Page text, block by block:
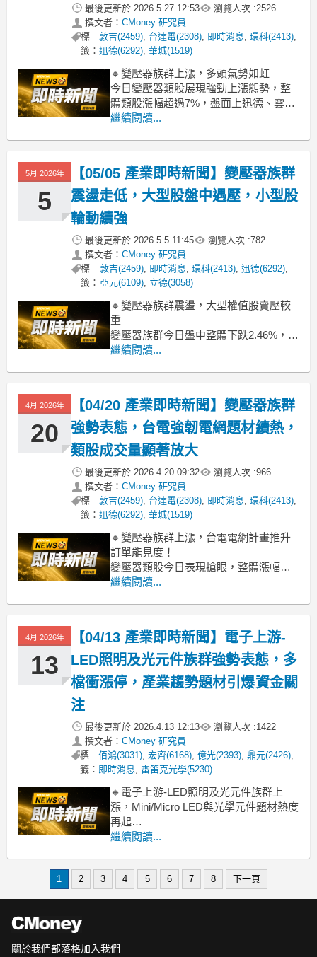
最後更新於 2026.5.27 12:53 瀏覽人次 :2526
撰文者： CMoney 研究員
標
籤：
敦吉(2459), 台達電(2308), 即時消息,環科(2413),
迅德(6292),華城(1519)
🔸變壓器族群上漲，多頭氣勢如虹
今日變壓器類股展現強勁上漲態勢，整
體類股漲幅超過7%，盤面上迅德、雲嘉
南直逼漲停，龍頭股台達電也大漲逾
據中心龐大的電力需求，以及國內強韌
電網計畫的持續推動，雙重利多為變壓
器產業帶來強勁成長
繼續閱讀...
5月 2026年
5
【05/05 產業即時新聞】變壓器族群
震盪走低，大型股盤中遇壓，小型股
輪動續強
最後更新於 2026.5.5 11:45 瀏覽人次 :782
撰文者： CMoney 研究員
標
籤：
敦吉(2459), 即時消息,環科(2413),迅德(6292),
亞元(6109), 立德(3058)
🔸變壓器族群震盪，大型權值股賣壓較
重
變壓器族群今日盤中整體下跌2.46%，市
場走勢呈現明顯分歧。華城、台達電等
林、盛達、松上等中小型股卻展現逆勢
上漲動能，顯示資金並未全面撤出，仍
在族群內尋找表現機會，但對標的選擇
繼續閱讀...
4月 2026年
20
【04/20 產業即時新聞】變壓器族群
強勢表態，台電強韌電網題材續熱，
類股成交量顯著放大
最後更新於 2026.4.20 09:32 瀏覽人次 :966
撰文者： CMoney 研究員
標
籤：
敦吉(2459), 台達電(2308), 即時消息,環科(2413),
迅德(6292),華城(1519)
🔸變壓器族群上漲，台電電網計畫推升
訂單能見度！
變壓器類股今日表現搶眼，整體漲幅高
達5.59%，盤中指標股如台達電、華城率
全球AI應用帶動電力需求激增，使重電
基建相關供應鏈再度受到市場青睞，激
勵族群人氣與買盤湧入。
繼續閱讀...
4月 2026年
13
【04/13 產業即時新聞】電子上游-
LED照明及光元件族群強勢表態，多
檔衝漲停，產業趨勢題材引爆資金關
注
最後更新於 2026.4.13 12:13 瀏覽人次 :1422
撰文者： CMoney 研究員
標
籤：
佰鴻(3031), 宏齊(6168), 億光(2393), 鼎元(2426),
即時消息, 雷笛克光學(5230)
🔸電子上游-LED照明及光元件族群上
漲，Mini/Micro LED與光學元件題材熱度
再起
今天LED及光元件族群盤中表現亮眼，
金明顯鎖定在具備未來趨勢的Mini/Micro
繼續閱讀...
1 2 3 4 5 6 7 8 下一頁
關於我們部落格加入我們